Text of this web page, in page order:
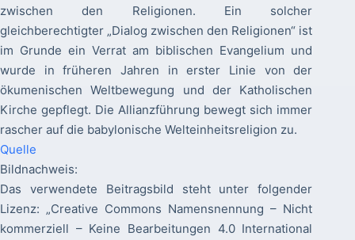
zwischen den Religionen. Ein solcher
gleichberechtigter „Dialog zwischen den Religionen“ ist
im Grunde ein Verrat am biblischen Evangelium und
wurde in früheren Jahren in erster Linie von der
ökumenischen Weltbewegung und der Katholischen
Kirche gepflegt. Die Allianzführung bewegt sich immer
rascher auf die babylonische Welteinheitsreligion zu.
Quelle
Bildnachweis:
Das verwendete Beitragsbild steht unter folgender
Lizenz: „Creative Commons Namensnennung – Nicht
kommerziell – Keine Bearbeitungen 4.0 International